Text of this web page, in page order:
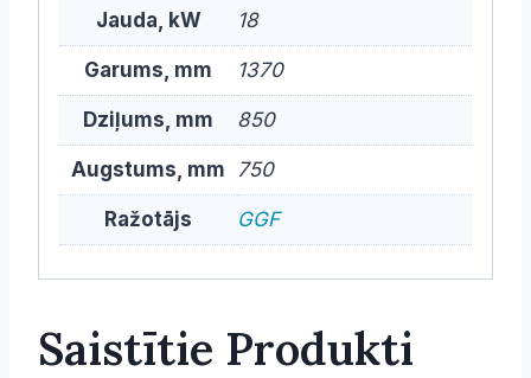
Jauda, kW 18
Garums, mm 1370
Dziļums, mm 850
Augstums, mm 750
Ražotājs GGF
Saistītie Produkti